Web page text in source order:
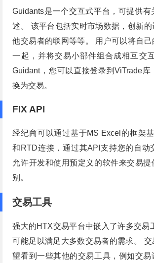
Guidants是一个交互式平台，可提供有
述。 该平台包括实时市场数据，创新
他交易者的联网等等。 用户可以将自
一起，并将交易小部件组合成相互交
Guidant，您可以直接登录到ViTrade库
换为交易。
FIX API
经纪商可以通过基于MS Excel的框架
和RTD连接，通过其API支持您的自动
允许开发和使用预定义的软件来交易
别。
交易工具
强大的HTX交易平台中嵌入了许多交易
可能足以满足大多数交易者的需求。
望看到一些其他的交易工具，例如交易